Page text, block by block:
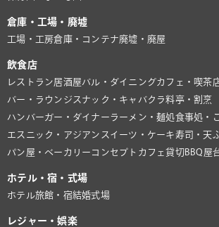
倉庫・工場・廃墟
工場・工房倉庫・コンテナ廃墟・廃屋
飲食店
レストラン居酒屋バル・ダイニングカフェ・喫茶
バー・ラウンジ スナック・キャバクラ料亭・割烹
ハンバーガー・ダイナーラーメン・麺処食事処・
エスニック・アジアン スイーツ・ケーキ寿司・天
パン屋・ベーカリー コンセプトカフェ貸切BBQ 屋
ホテル・宿・式場
ホテル旅館・宿結婚式場
レジャー・娯楽